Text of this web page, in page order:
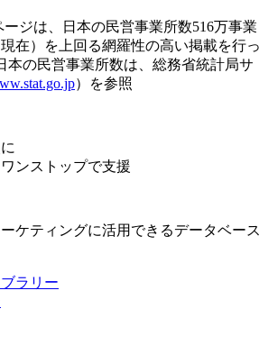
ジは、日本の民営事業所数516万事業
現在）を上回る網羅性の高い掲載を行っ
本の民営事業所数は、総務省統計局サ
）を参照
ンストップで支援
ケティングに活用できるデータベース